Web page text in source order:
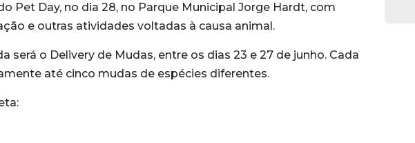
Pet Day, no dia 28, no Parque Municipal Jorge Hardt, com
e outras atividades voltadas à causa animal.
será o Delivery de Mudas, entre os dias 23 e 27 de junho. Cada
até cinco mudas de espécies diferentes.